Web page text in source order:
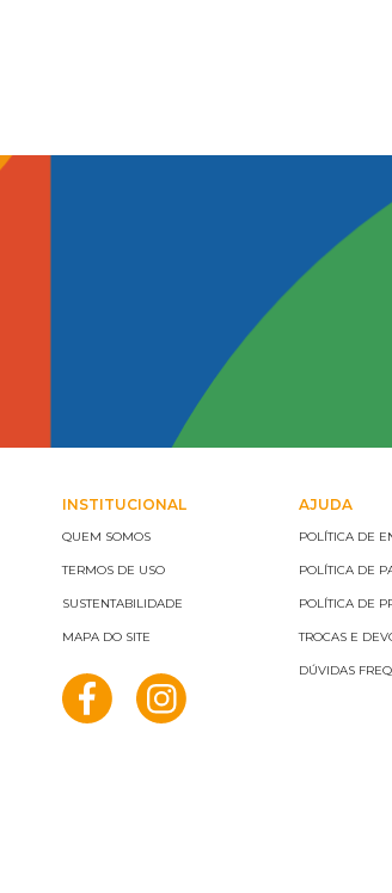
INSTITUCIONAL
QUEM SOMOS
TERMOS DE USO
SUSTENTABILIDADE
MAPA DO SITE
AJUDA
POLÍTICA DE
POLÍTICA DE
POLÍTICA DE
TROCAS E
DÚVIDAS